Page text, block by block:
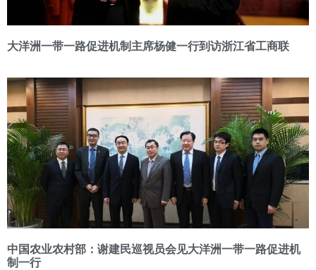
大洋洲一带一路促进机制主席杨健一行到访浙江省工商联
中国农业农村部：谢建民巡视员会见大洋洲一带一路促进机
制一行